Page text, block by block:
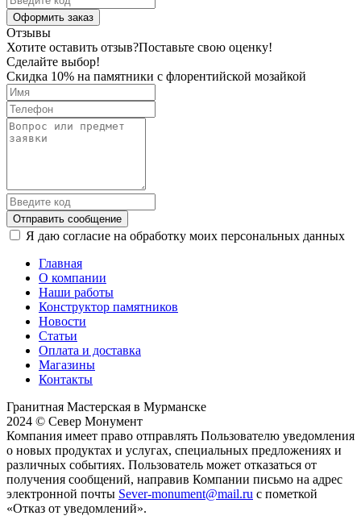
Оформить заказ
Отзывы
Хотите оставить отзыв?Поставьте свою оценку!
Сделайте выбор!
Скидка 10% на памятники с флорентийской мозайкой
Отправить сообщение
Я даю согласие на обработку моих персональных данных
Главная
О компании
Наши работы
Конструктор памятников
Новости
Статьи
Оплата и доставка
Магазины
Контакты
Гранитная Мастерская в Мурманске
2024 © Север Монумент
Компания имеет право отправлять Пользователю уведомления
о новых продуктах и услугах, специальных предложениях и
различных событиях. Пользователь может отказаться от
получения сообщений, направив Компании письмо на адрес
электронной почты Sever-monument@mail.ru с пометкой
«Отказ от уведомлений».